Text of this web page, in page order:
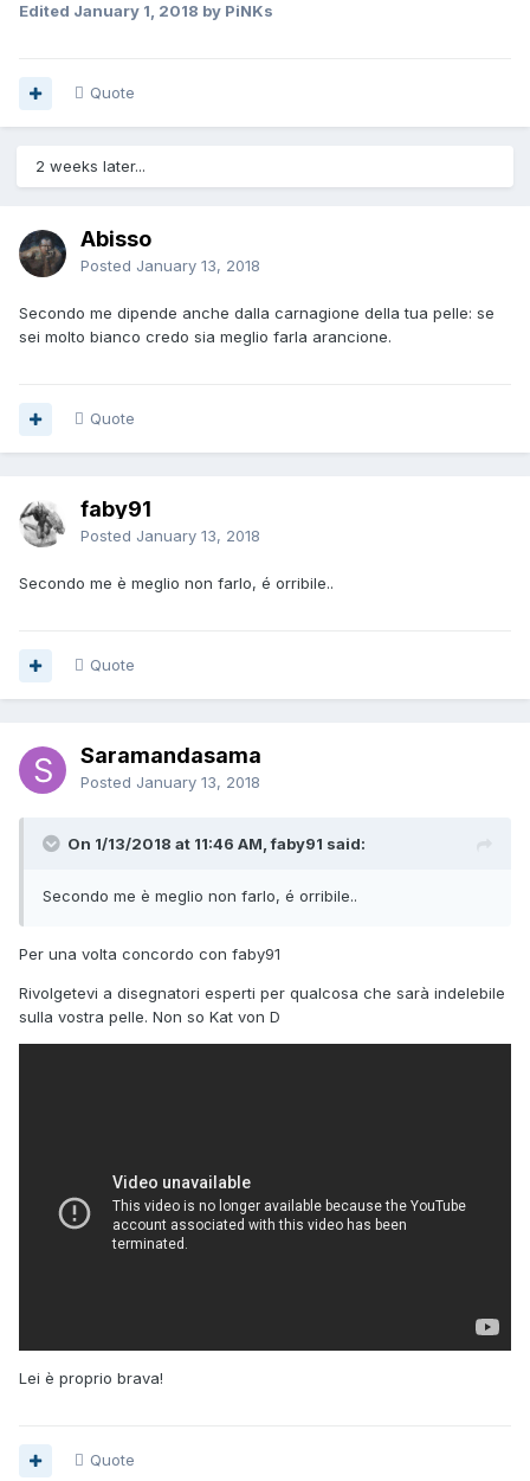
Edited January 1, 2018 by PiNKs
Quote
2 weeks later...
Abisso
Posted January 13, 2018
Secondo me dipende anche dalla carnagione della tua pelle: se
sei molto bianco credo sia meglio farla arancione.
Quote
faby91
Posted January 13, 2018
Secondo me è meglio non farlo, é orribile..
Quote
Saramandasama
Posted January 13, 2018
On 1/13/2018 at 11:46 AM, faby91 said:
Secondo me è meglio non farlo, é orribile..
Per una volta concordo con faby91
Rivolgetevi a disegnatori esperti per qualcosa che sarà indelebile
sulla vostra pelle. Non so Kat von D
Lei è proprio brava!
Quote